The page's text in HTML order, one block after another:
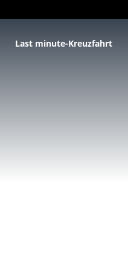
Last minute-Kreuzfahrt